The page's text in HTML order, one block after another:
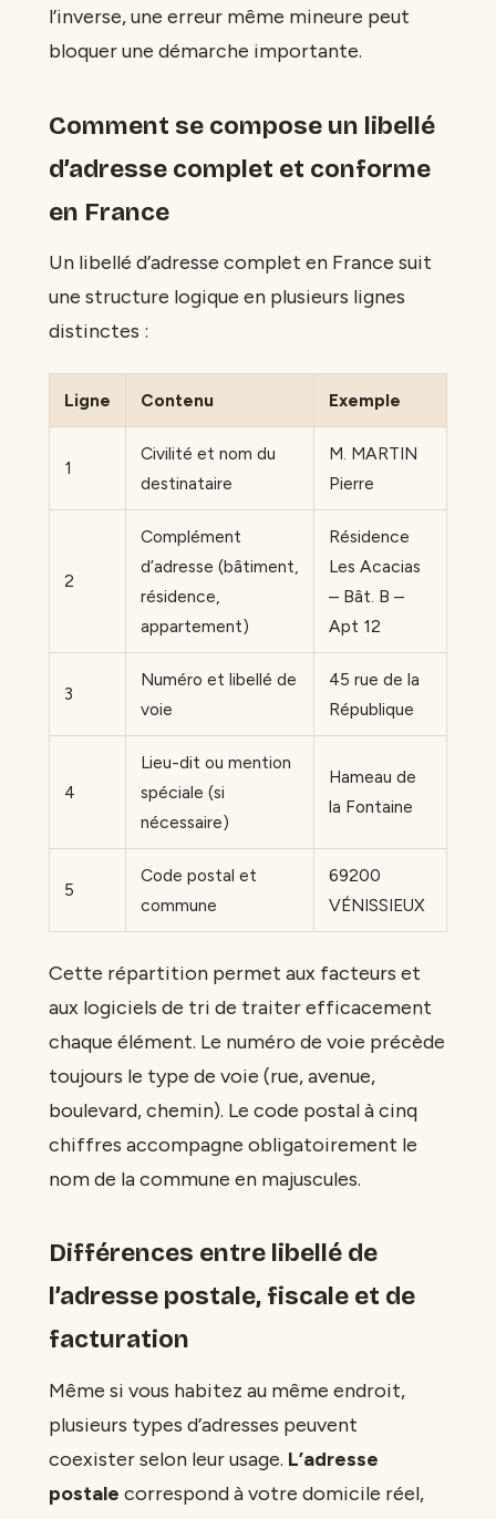
l’inverse, une erreur même mineure peut
bloquer une démarche importante.
Comment se compose un libellé
d’adresse complet et conforme
en France
Un libellé d’adresse complet en France suit
une structure logique en plusieurs lignes
distinctes :
Ligne Contenu Exemple
1
Civilité et nom du
destinataire
M. MARTIN
Pierre
2
Complément
d’adresse (bâtiment,
résidence,
appartement)
Résidence
Les Acacias
– Bât. B –
Apt 12
3
Numéro et libellé de
voie
45 rue de la
République
4
Lieu-dit ou mention
spéciale (si
nécessaire)
Hameau de
la Fontaine
5
Code postal et
commune
69200
VÉNISSIEUX
Cette répartition permet aux facteurs et
aux logiciels de tri de traiter efficacement
chaque élément. Le numéro de voie précède
toujours le type de voie (rue, avenue,
boulevard, chemin). Le code postal à cinq
chiffres accompagne obligatoirement le
nom de la commune en majuscules.
Différences entre libellé de
l’adresse postale, fiscale et de
facturation
Même si vous habitez au même endroit,
plusieurs types d’adresses peuvent
coexister selon leur usage. L’adresse
postale correspond à votre domicile réel,